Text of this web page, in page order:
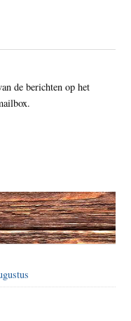
de berichten op het